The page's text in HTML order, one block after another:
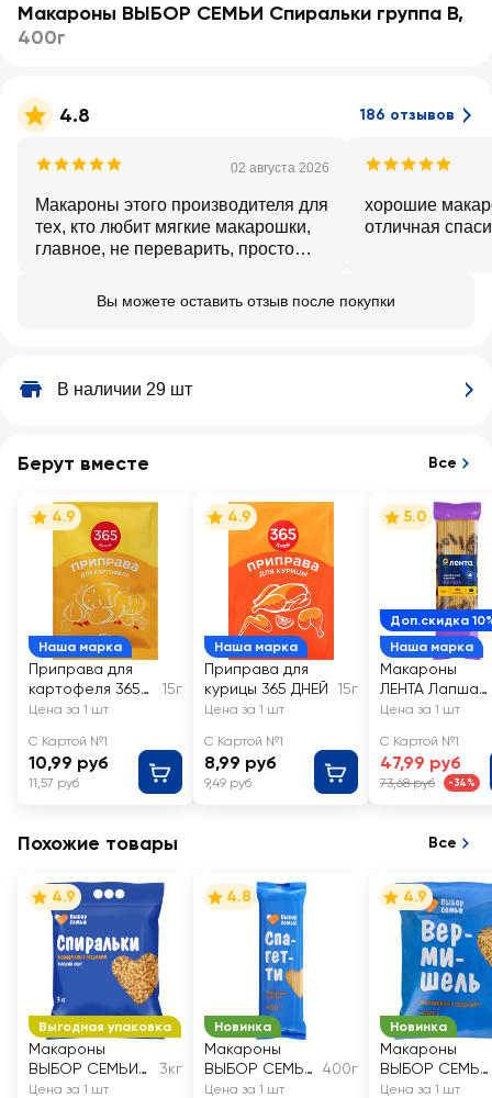
Макароны ВЫБОР СЕМЬИ Спиральки группа В,
400г
4.8 186 отзывов
02 августа 2026
Макароны этого производителя для
тех, кто любит мягкие макарошки,
главное, не переварить, просто
получаются очень вкусно, особенно
хорошие
отличная
Вы можете оставить отзыв после покупки
В наличии 29 шт
Берут вместе Все
Наша марка
4.9
Приправа для
картофеля 365
ДНЕЙ
15г
Цена за 1 шт
С Картой №1
10,99 руб
11,57 руб
Наша марка
4.9
Приправа для
курицы 365 ДНЕЙ
15г
Цена за 1 шт
С Картой №1
8,99 руб
9,49 руб
Доп.скидка
Наша марка
5.0
Макароны
ЛЕНТА Лапша
высший сорт
Цена за 1 шт
С Картой №1
47,99 руб
73,68 руб -34%
Похожие товары Все
Выгодная упаковка
4.9
Макароны
ВЫБОР СЕМЬИ
Спиральки,
3кг
Цена за 1 шт
Новинка
4.8
Макароны
ВЫБОР СЕМЬИ
Спагетти
400г
Цена за 1 шт
Новинка
4.9
Макароны
ВЫБОР СЕМЬИ
Вермишель
Цена за 1 шт